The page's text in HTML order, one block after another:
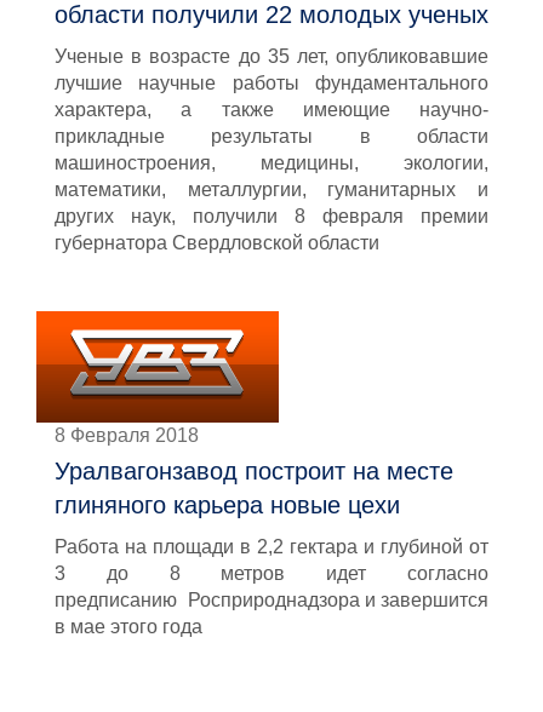
области получили 22 молодых ученых
Ученые в возрасте до 35 лет, опубликовавшие
лучшие научные работы фундаментального
характера, а также имеющие научно-
прикладные результаты в области
машиностроения, медицины, экологии,
математики, металлургии, гуманитарных и
других наук, получили 8 февраля премии
губернатора Свердловской области
8 Февраля 2018
Уралвагонзавод построит на месте
глиняного карьера новые цехи
Работа на площади в 2,2 гектара и глубиной от
3 до 8 метров идет согласно
предписанию Росприроднадзора и завершится
в мае этого года